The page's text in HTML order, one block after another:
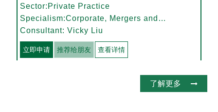
Sector:Private Practice
Specialism:Corporate, Mergers and
Acquisitions
Consultant: Vicky Liu
立即申请 推荐给朋友 查看详情
了解更多